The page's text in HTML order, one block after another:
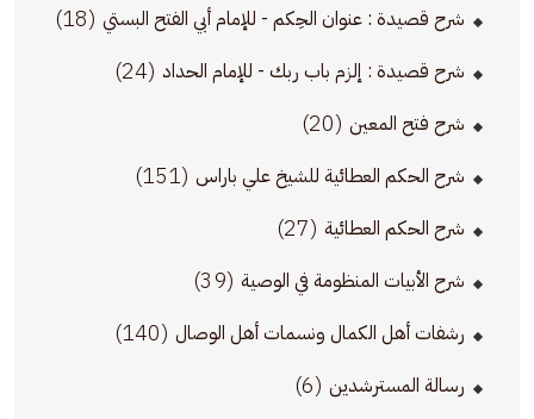
شرح قصيدة : عنوان الحِكم - للإمام أبي الفتح البستي (18)
شرح قصيدة : إلزم باب ربك - للإمام الحداد (24)
شرح فتح المعين (20)
شرح الحكم العطائية للشيخ علي باراس (151)
شرح الحكم العطائية (27)
شرح الأبيات المنظومة في الوصية (39)
رشفات أهل الكمال ونسمات أهل الوصال (140)
رسالة المسترشدين (6)